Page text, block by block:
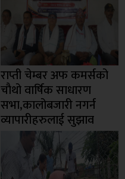
राप्ती चेम्बर अफ कमर्सको
चाैथो वार्षिक साधारण
सभा,कालोबजारी नगर्न
व्यापारीहरुलाई सुझाव